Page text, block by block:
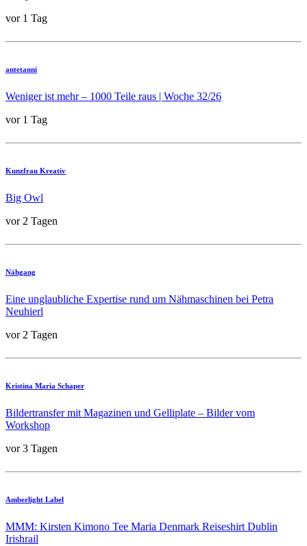
vor 1 Tag
antetanni
Weniger ist mehr – 1000 Teile raus | Woche 32/26
vor 1 Tag
Kunzfrau Kreativ
Big Owl
vor 2 Tagen
Nähgang
Eine unglaubliche Expertise rund um Nähmaschinen bei Petra
Neuhierl
vor 2 Tagen
Kristina Maria Schaper
Bildertransfer mit Magazinen und Gelliplate – Bilder vom
Workshop
vor 3 Tagen
Amberlight Label
MMM: Kirsten Kimono Tee Maria Denmark Reiseshirt Dublin
Irishrail